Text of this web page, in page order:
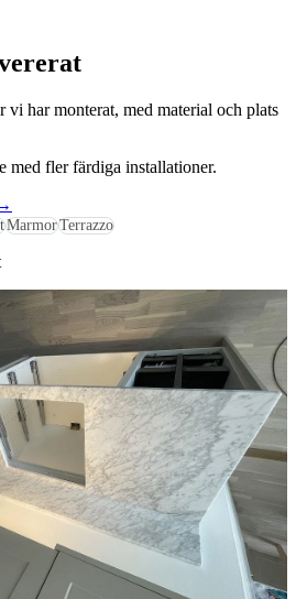
har monterat, med material och plats
med fler färdiga installationer.
MarmorTerrazzo